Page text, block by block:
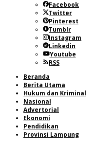
Facebook
Twitter
Pinterest
Tumblr
Instagram
Linkedin
Youtube
RSS
Beranda
Berita Utama
Hukum dan Kriminal
Nasional
Advertorial
Ekonomi
Pendidikan
Provinsi Lampung